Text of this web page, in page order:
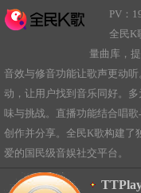
PV：
全民K
量曲库，
音效与修音功能让歌声更动
动，让用户找到音乐同好。
味与挑战。直播功能结合唱
创作并分享。全民K歌构建了
爱的国民级音娱社交平台。